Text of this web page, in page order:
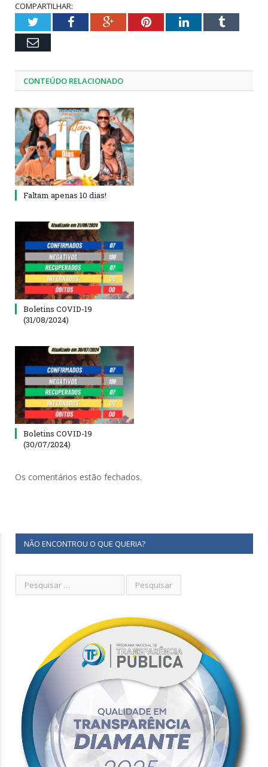
COMPARTILHAR:
TwitterFacebookGoogle+PinterestLinkedInTumblr
Email
CONTEÚDO RELACIONADO
Faltam apenas 10 dias!
Boletins COVID-19
(31/08/2024)
Boletins COVID-19
(30/07/2024)
Os comentários estão fechados.
NÃO ENCONTROU O QUE QUERIA?